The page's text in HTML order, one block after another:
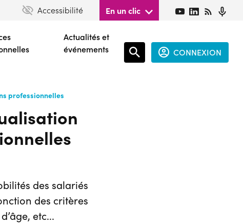
Accessibilité En un clic
Actualités et
événements
CONNEXION
professionnelles
des salariés
des critères
etc...